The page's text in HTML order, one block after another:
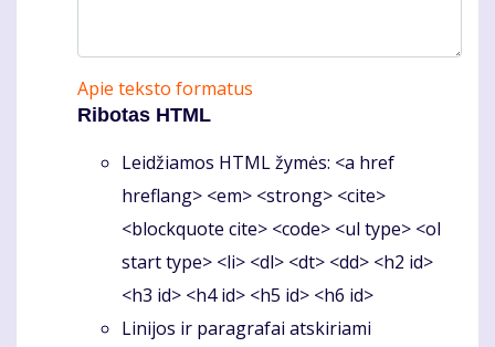
Apie teksto formatus
Ribotas HTML
Leidžiamos HTML žymės: <a href
hreflang> <em> <strong> <cite>
<blockquote cite> <code> <ul type> <ol
start type> <li> <dl> <dt> <dd> <h2 id>
<h3 id> <h4 id> <h5 id> <h6 id>
Linijos ir paragrafai atskiriami